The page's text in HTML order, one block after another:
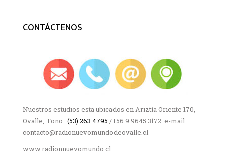
CONTÁCTENOS
Nuestros estudios esta ubicados en Ariztía Oriente 170,
Ovalle, Fono : (53) 263 4795 /+56 9 9645 3172 e-mail :
contacto@radionuevomundodeovalle.cl
www.radionnuevomundo.cl